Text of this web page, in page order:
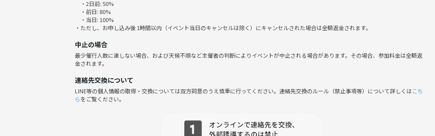
１．あいさつ
３．エンゲージメントカード
４．まとめ
●こんな人が参加しています♪
参加者は基本的に社会人の20代ですが、中には学生の方も時々参加されます。
・2日前: 50%
・前日: 80%
・当日: 100%
・ただし、お申し込み後 1時間以内（イベント当日のキャンセルは除く）にキャンセルされた場合は全額返金されます。
中止の場合
最少催行人数に達しない場合、および天候不順など主催者の判断によりイベントが中止される場合があります。その場合、参加料金は全額返
金されます。
連絡先交換について
LINE等の個人情報の取得・交換については双方同意のうえ慎重に行ってください。連絡先交換のルール（禁止事項等）について詳しくはこち
らをご覧ください。